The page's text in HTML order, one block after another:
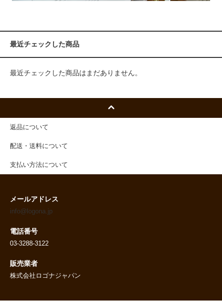
最近チェックした商品
最近チェックした商品はまだありません。
返品について
配送・送料について
支払い方法について
メールアドレス
info@logona.jp
電話番号
03-3288-3122
販売業者
株式会社ロゴナジャパン